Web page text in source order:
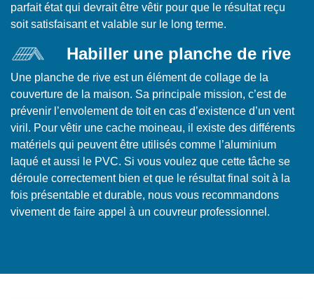
parfait état qui devrait être vêtir pour que le résultat reçu
soit satisfaisant et valable sur le long terme.
Habiller une planche de rive
Une planche de rive est un élément de collage de la
couverture de la maison. Sa principale mission, c’est de
prévenir l’envolement de toit en cas d’existence d’un vent
viril. Pour vêtir une cache moineau, il existe des différents
matériels qui peuvent être utilisés comme l’aluminium
laqué et aussi le PVC. Si vous voulez que cette tâche se
déroule correctement bien et que le résultat final soit à la
fois présentable et durable, nous vous recommandons
vivement de faire appel à un couvreur professionnel.